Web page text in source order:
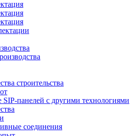
строительства
SIP-панелей с другими технологиями
соединения